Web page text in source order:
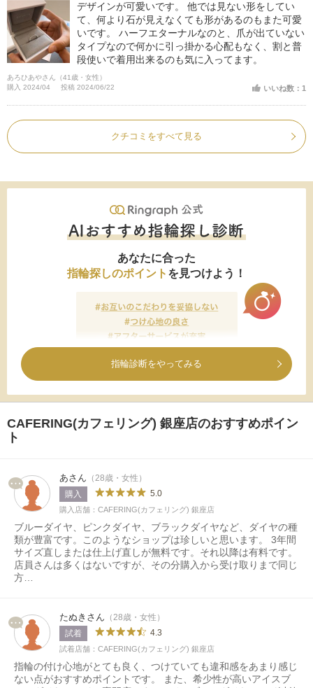
デザインが可愛いです。 他では見ない形をしてい
て、何より石が見えなくても形があるのもまた可愛
いです。 ハーフエターナルなのと、爪が出ていない
タイプなので何かに引っ掛かる心配もなく、割と普
段使いで着用出来るのも気に入ってます。
あろひあやさん（41歳・女性）
購入 2024/04
投稿 2024/06/22 いいね数：1
クチコミをすべて見る
あなたに合った
指輪探しのポイント を見つけよう！
指輪診断をやってみる
CAFERING(カフェリング) 銀座店のおすすめポイン
ト
あさん （28歳・女性）
購入
5.0
購入店舗：CAFERING(カフェリング) 銀座店
ブルーダイヤ、ピンクダイヤ、ブラックダイヤなど、ダイヤの種
類が豊富です。このようなショップは珍しいと思います。 3年間
サイズ直しまたは仕上げ直しが無料です。それ以降は有料です。
店員さんは多くはないですが、その分購入から受け取りまで同じ
方…
たぬきさん （28歳・女性）
試着
4.3
試着店舗：CAFERING(カフェリング) 銀座店
指輪の付け心地がとても良く、つけていても違和感をあまり感じ
ない点がおすすめポイントです。 また、希少性が高いアイスブ